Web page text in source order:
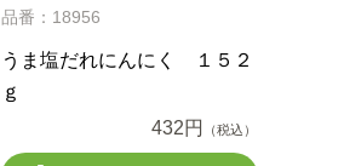
品番：18956
うま塩だれにんにく １５２
ｇ
432円
（税込）